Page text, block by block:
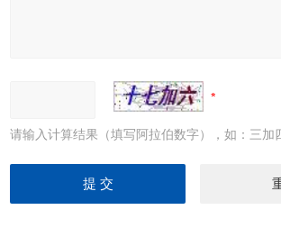
请输入计算结果（填写阿拉伯数字），如：三加